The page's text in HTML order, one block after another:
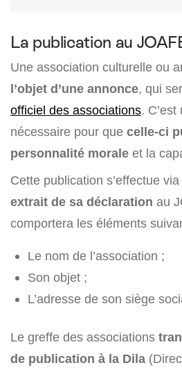
La publication au
Une association culturelle ou
l’objet d’une annonce, qui
officiel des associations.
nécessaire pour que celle-ci
personnalité morale et la
Cette publication s’effectue
extrait de sa déclaration au
comportera les éléments
Le nom de l’association ;
Son objet ;
L’adresse de son siège
Le greffe des associations
de publication à la Dila